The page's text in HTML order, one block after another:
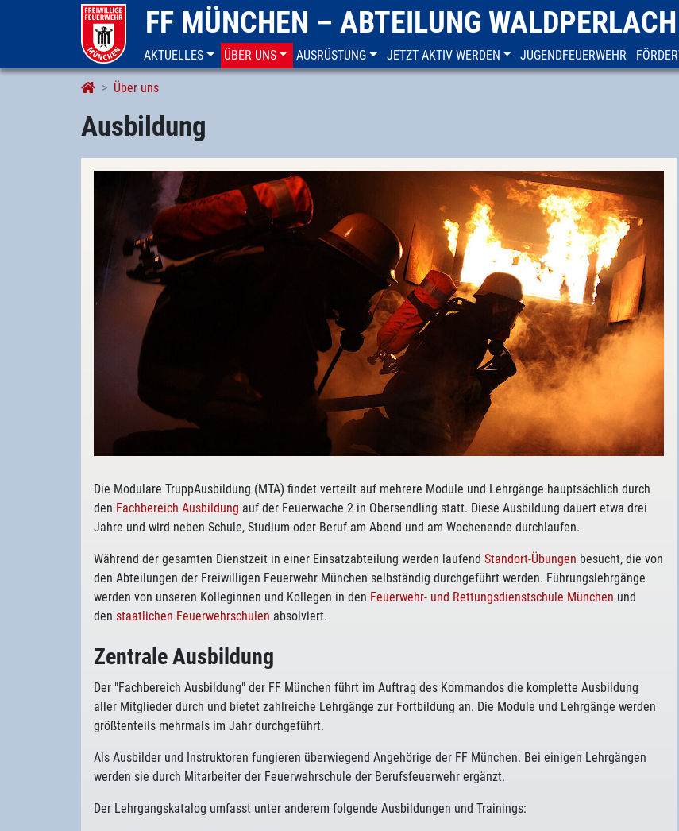
FF MÜNCHEN – ABTEILUNG WALDPERLACH
AKTUELLES ÜBER UNS AUSRÜSTUNG JETZT AKTIV WERDEN JUGENDFEUERWEHR
Über uns
Ausbildung
Ausbildung
Die Modulare TruppAusbildung (MTA) findet verteilt auf mehrere Module und Lehrgänge hauptsächlich durch
den Fachbereich Ausbildung auf der Feuerwache 2 in Obersendling statt. Diese Ausbildung dauert etwa drei
Jahre und wird neben Schule, Studium oder Beruf am Abend und am Wochenende durchlaufen.
Während der gesamten Dienstzeit in einer Einsatzabteilung werden laufend Standort-Übungen besucht, die von
den Abteilungen der Freiwilligen Feuerwehr München selbständig durchgeführt werden. Führungslehrgänge
werden von unseren Kolleginnen und Kollegen in den Feuerwehr- und Rettungsdienstschule München und
den staatlichen Feuerwehrschulen absolviert.
Zentrale Ausbildung
Der "Fachbereich Ausbildung" der FF München führt im Auftrag des Kommandos die komplette Ausbildung
aller Mitglieder durch und bietet zahlreiche Lehrgänge zur Fortbildung an. Die Module und Lehrgänge werden
größtenteils mehrmals im Jahr durchgeführt.
Als Ausbilder und Instruktoren fungieren überwiegend Angehörige der FF München. Bei einigen Lehrgängen
werden sie durch Mitarbeiter der Feuerwehrschule der Berufsfeuerwehr ergänzt.
Der Lehrgangskatalog umfasst unter anderem folgende Ausbildungen und Trainings: